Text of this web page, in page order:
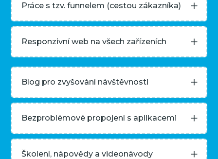
Práce s tzv. funnelem (cestou zákazníka)
Responzivní web na všech zařízeních
Blog pro zvyšování návštěvnosti
Bezproblémové propojení s aplikacemi
Školení, nápovědy a videonávody